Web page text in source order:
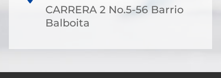
CARRERA 2 No.5-56 Barrio
Balboita